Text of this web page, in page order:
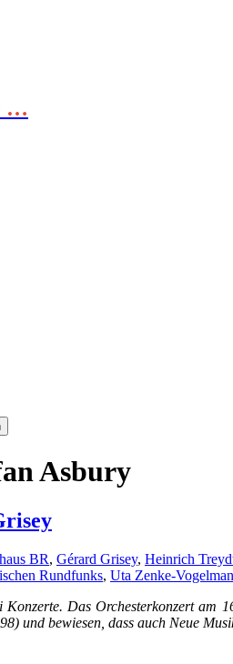
…
Asbury
BR, Gérard Grisey, Heinrich
Rundfunks, Uta Zenke-
Das Orchesterkonzert
und bewiesen, dass auch Neue